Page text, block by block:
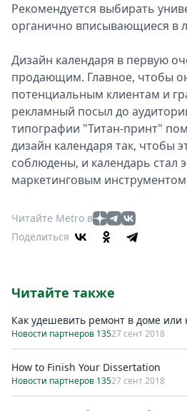
Рекомендуется выбирать
органично вписывающиеся в
Дизайн календаря в первую
продающим. Главное, чтобы
потенциальным клиентам и
рекламный посыл до
типографии "Титан-принт"
дизайн календаря так, чтобы
соблюдены, и календарь стал
маркетинговым
Читайте Metro в
Поделиться
Читайте также
Как удешевить ремонт в доме или
Новости партнеров 13527 сент 2018
How to Finish Your Dissertation
Новости партнеров 13527 сент 2018